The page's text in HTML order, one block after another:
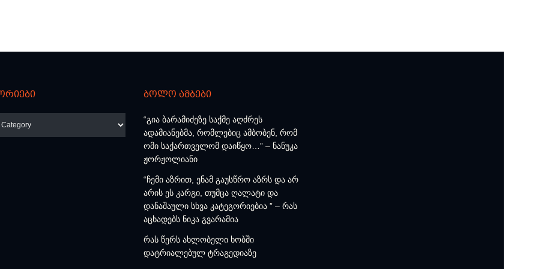
ბოლო ამბები
“გია ბარამიძეზე საქმე აღძრეს
ადამიანებმა, რომლებიც ამბობენ, რომ
ომი საქართველომ დაიწყო…” – ნანუკა
ჟორჟოლიანი
“ჩემი აზრით, ენამ გაუსწრო აზრს და არ
არის ეს კარგი, თუმცა ღალატი და
დანაშაული სხვა კატეგორიებია ” – რას
აცხადებს ნიკა გვარამია
რას წერს ახლობელი ხობში
დატრიალებულ ტრაგედიაზე